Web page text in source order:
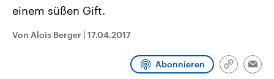
Umfragen, Prognosen,
und Hintergründe zu den Parteien
und Kandidaten der anstehenden
Sendungen Programm
einem süßen Gift.
Von Alois Berger | 17.04.2017
Abonnieren
Link